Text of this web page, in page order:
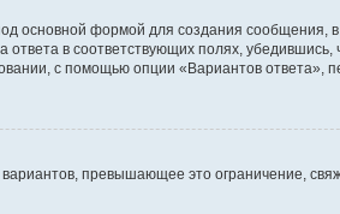
основной формой для создания сообщения, в
в соответствующих полях, убедившись,
с помощью опции «Вариантов ответа»,
превышающее это ограничение,